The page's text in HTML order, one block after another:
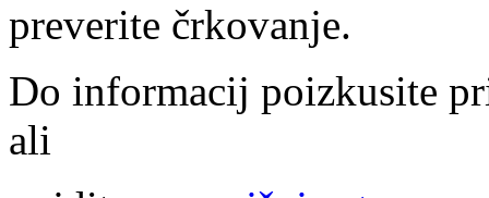
preverite črkovanje.
Do informacij poizkusite
ali